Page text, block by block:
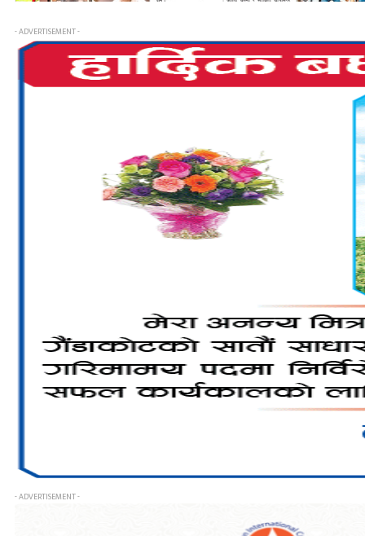
- ADVERTISEMENT -
- ADVERTISEMENT -